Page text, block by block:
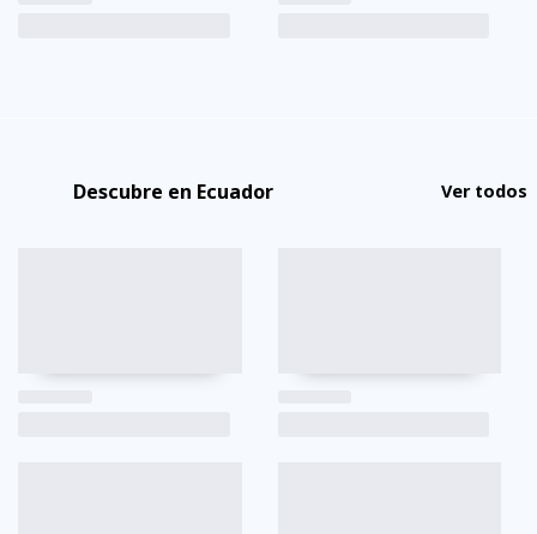
Descubre en Ecuador Ver todos